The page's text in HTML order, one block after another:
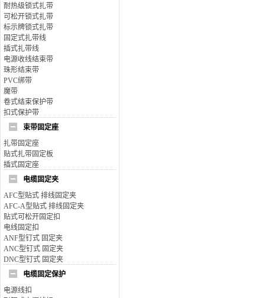
耐热级锁式扎带
可松开锁式扎带
标示牌锁式扎带
固定式扎带线
插式扎带线
电源收线结束带
珠形结束带
PVC绑带
魔带
卷式结束保护带
扣式保护带
束带固定座
扎带固定座
贴式扎带固定板
插式固定座
电缆固定夹
AFC型贴式 排线固定夹
AFC-A型贴式 排线固定夹
贴式可松开固定扣
电线固定扣
ANF型钉式 固定夹
ANC型钉式 固定夹
DNC型钉式 固定夹
电缆固定保护
电源线扣